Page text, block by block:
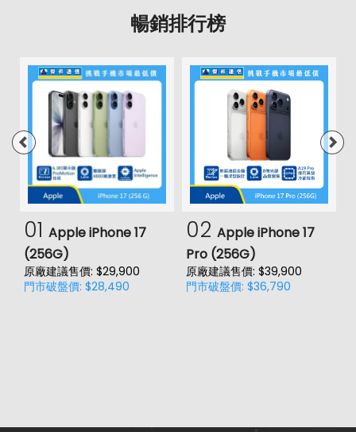
暢銷排行榜
01 Apple iPhone 17
(256G)
原廠建議售價: $29,900
門市破盤價: $28,490
02 Apple iPhone 17
Pro (256G)
原廠建議售價: $39,900
門市破盤價: $36,790